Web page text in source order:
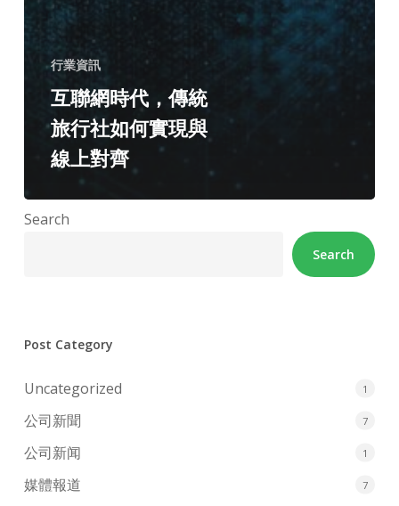
行業資訊
互聯網時代，傳統
旅行社如何實現與
線上對齊
Search
Search
Post Category
Uncategorized 1
公司新聞 7
公司新闻 1
媒體報道 7